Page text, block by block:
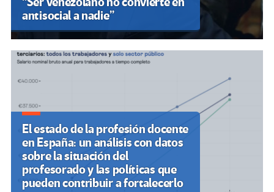
antisocial a nadie”
El estado de la profesión docente
en España: un análisis con datos
sobre la situación del
profesorado y las políticas que
pueden contribuir a fortalecerlo